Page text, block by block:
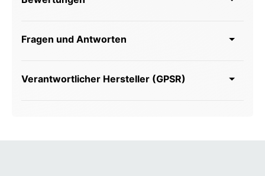
Fragen und Antworten
Verantwortlicher Hersteller (GPSR)